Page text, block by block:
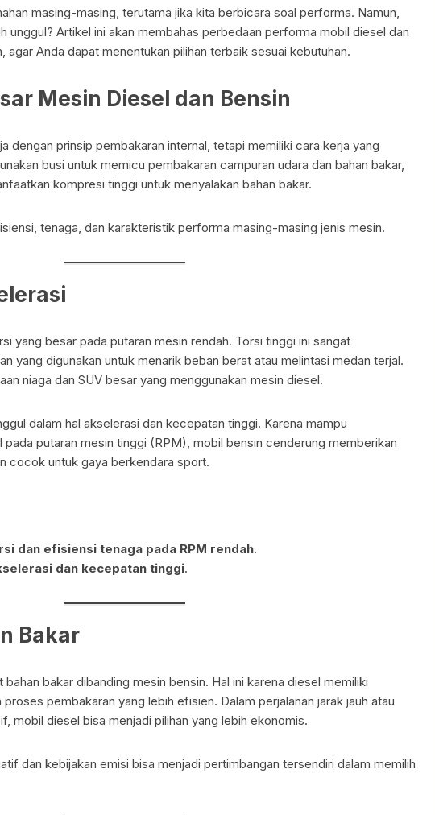
Talang Air Mobil
Tank Cover
Garnish Head Lamp
Kabel Hand Rem
Rack End – Long Tierod
Filter Solar
Filter Udara
Magnit Cluth
Motor Blower
masing-masing, terutama jika kita berbicara soal performa. Namun,
unggul? Artikel ini akan membahas perbedaan performa mobil diesel dan
agar Anda dapat menentukan pilihan terbaik sesuai kebutuhan.
Mesin Diesel dan Bensin
dengan prinsip pembakaran internal, tetapi memiliki cara kerja yang
busi untuk memicu pembakaran campuran udara dan bahan bakar,
kompresi tinggi untuk menyalakan bahan bakar.
tenaga, dan karakteristik performa masing-masing jenis mesin.
yang besar pada putaran mesin rendah. Torsi tinggi ini sangat
yang digunakan untuk menarik beban berat atau melintasi medan terjal.
niaga dan SUV besar yang menggunakan mesin diesel.
dalam hal akselerasi dan kecepatan tinggi. Karena mampu
pada putaran mesin tinggi (RPM), mobil bensin cenderung memberikan
cocok untuk gaya berkendara sport.
dan efisiensi tenaga pada RPM rendah.
dan kecepatan tinggi.
Bakar
bakar dibanding mesin bensin. Hal ini karena diesel memiliki
pembakaran yang lebih efisien. Dalam perjalanan jarak jauh atau
mobil diesel bisa menjadi pilihan yang lebih ekonomis.
dan kebijakan emisi bisa menjadi pertimbangan tersendiri dalam memilih